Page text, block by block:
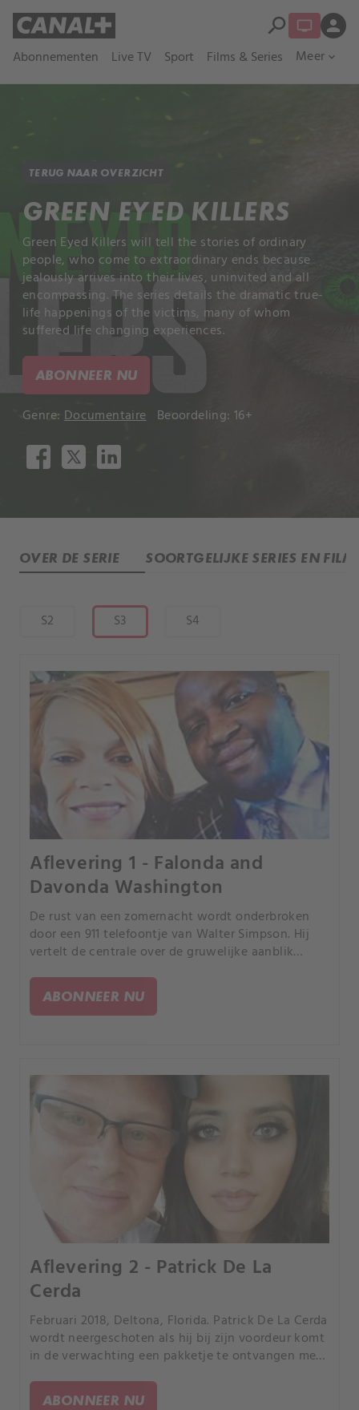
Abonnementen Live TV Sport Films & Series Meer expand_more
search person
TERUG NAAR OVERZICHT
GREEN EYED KILLERS
Green Eyed Killers will tell the stories of ordinary
people, who come to extraordinary ends because
jealously arrives into their lives, uninvited and all
encompassing. The series details the dramatic true-
life happenings of the victims, many of whom
suffered life changing experiences.
ABONNEER NU
Genre: Documentaire Beoordeling: 16+
OVER DE SERIE SOORTGELIJKE SERIES EN
S2 S3 S4
Aflevering 1 - Falonda and
Davonda Washington
De rust van een zomernacht wordt onderbroken
door een 911 telefoontje van Walter Simpson. Hij
vertelt de centrale over de gruwelijke aanblik
ABONNEER NU
Aflevering 2 - Patrick De La
Cerda
Februari 2018, Deltona, Florida. Patrick De La Cerda
wordt neergeschoten als hij bij zijn voordeur komt
in de verwachting een pakketje te ontvangen met
Jessica.
ABONNEER NU